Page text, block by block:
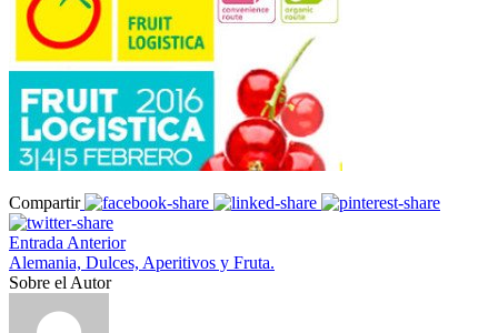
Compartir
Entrada Anterior
Alemania, Dulces, Aperitivos y Fruta.
Sobre el Autor